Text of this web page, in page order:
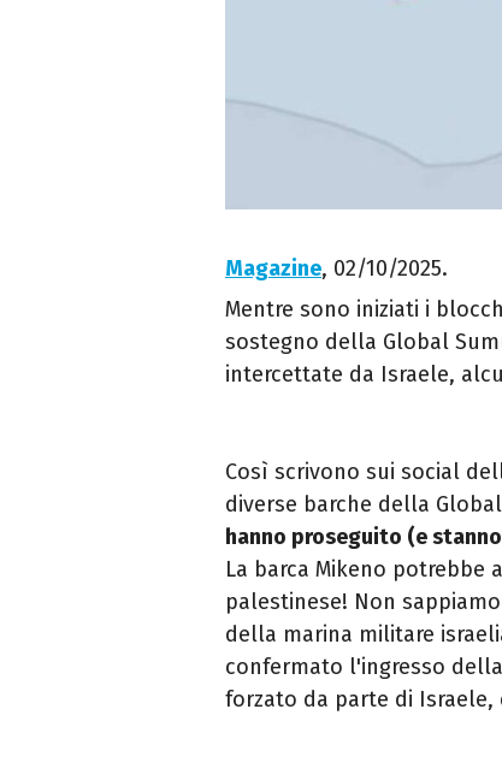
Magazine, 02/10/2025.
Mentre sono iniziati i
sostegno della Global
intercettate da Israele,
Così scrivono sui social
diverse barche della
hanno proseguito (e
La barca Mikeno potrebbe
palestinese! Non
della marina militare
confermato l'ingresso
forzato da parte di